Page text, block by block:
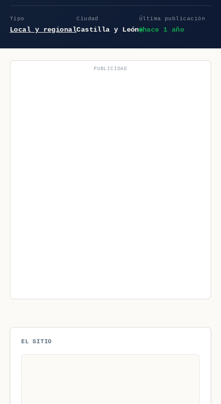
Tipo
Local y regional
Ciudad
Castilla y León
Última publicación
hace 1 año
PUBLICIDAD
EL SITIO